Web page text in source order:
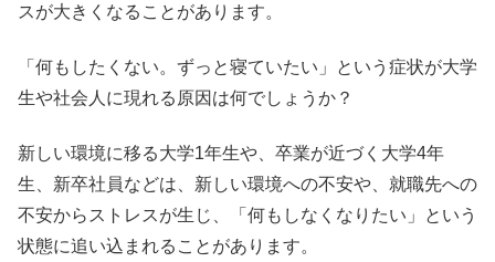
スが大きくなることがあります。
「何もしたくない。ずっと寝ていたい」という症状が大学
生や社会人に現れる原因は何でしょうか？
新しい環境に移る大学1年生や、卒業が近づく大学4年
生、新卒社員などは、新しい環境への不安や、就職先への
不安からストレスが生じ、「何もしなくなりたい」という
状態に追い込まれることがあります。